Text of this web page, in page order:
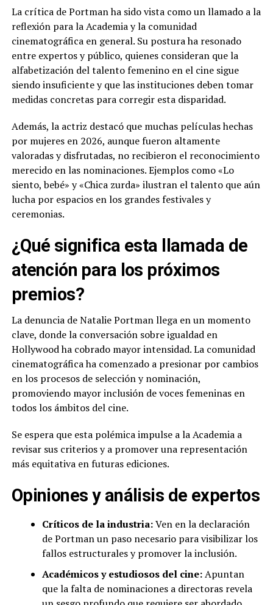
La crítica de Portman ha sido vista como un llamado a la
reflexión para la Academia y la comunidad
cinematográfica en general. Su postura ha resonado
entre expertos y público, quienes consideran que la
alfabetización del talento femenino en el cine sigue
siendo insuficiente y que las instituciones deben tomar
medidas concretas para corregir esta disparidad.
Además, la actriz destacó que muchas películas hechas
por mujeres en 2026, aunque fueron altamente
valoradas y disfrutadas, no recibieron el reconocimiento
merecido en las nominaciones. Ejemplos como «Lo
siento, bebé» y «Chica zurda» ilustran el talento que aún
lucha por espacios en los grandes festivales y
ceremonias.
¿Qué significa esta llamada de
atención para los próximos
premios?
La denuncia de Natalie Portman llega en un momento
clave, donde la conversación sobre igualdad en
Hollywood ha cobrado mayor intensidad. La comunidad
cinematográfica ha comenzado a presionar por cambios
en los procesos de selección y nominación,
promoviendo mayor inclusión de voces femeninas en
todos los ámbitos del cine.
Se espera que esta polémica impulse a la Academia a
revisar sus criterios y a promover una representación
más equitativa en futuras ediciones.
Opiniones y análisis de expertos
Críticos de la industria:Ven en la declaración
de Portman un paso necesario para visibilizar los
fallos estructurales y promover la inclusión.
Académicos y estudiosos del cine:Apuntan
que la falta de nominaciones a directoras revela